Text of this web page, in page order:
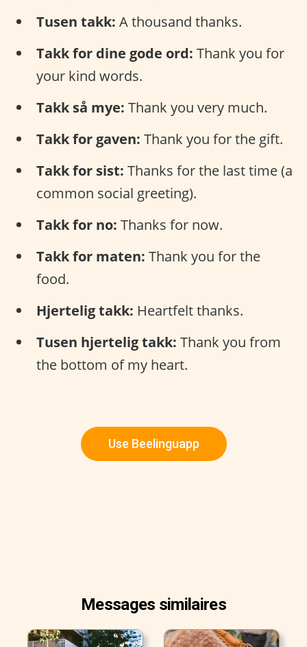
Tusen takk: A thousand thanks.
Takk for dine gode ord: Thank you for
your kind words.
Takk så mye: Thank you very much.
Takk for gaven: Thank you for the gift.
Takk for sist: Thanks for the last time (a
common social greeting).
Takk for no: Thanks for now.
Takk for maten: Thank you for the
food.
Hjertelig takk: Heartfelt thanks.
Tusen hjertelig takk: Thank you from
the bottom of my heart.
Use Beelinguapp
Messages similaires